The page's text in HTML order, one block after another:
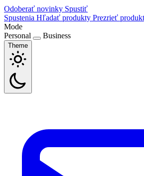
Odoberať novinky Spustiť
Spustenia Hľadať produkty Prezrieť
Mode
Personal
Business
Theme